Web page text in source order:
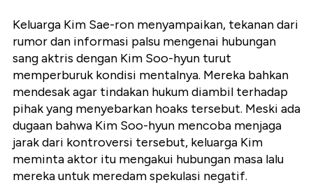
Keluarga Kim Sae-ron menyampaikan, tekanan dari
rumor dan informasi palsu mengenai hubungan
sang aktris dengan Kim Soo-hyun turut
memperburuk kondisi mentalnya. Mereka bahkan
mendesak agar tindakan hukum diambil terhadap
pihak yang menyebarkan hoaks tersebut. Meski ada
dugaan bahwa Kim Soo-hyun mencoba menjaga
jarak dari kontroversi tersebut, keluarga Kim
meminta aktor itu mengakui hubungan masa lalu
mereka untuk meredam spekulasi negatif.